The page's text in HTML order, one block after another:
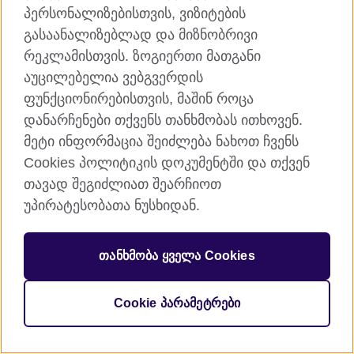
© 2026 British Council
ურთიერთობათა გაღრმავებას ემსახურება.
რეგისტრირებულია საქველმოქმედო ორგანიზაციის
სტატუსით: 209131 (ინგლისსა და უელსში), SC037733
(შოტლანდიაში)
პერსონალიზებისთვის, ვიზიტების
გასაანალიზებლად და მიზნობრივი
რეკლამისთვის. ზოგიერთი მათგანი
აუცილებელია ვებგვერდის
ფუნქციონირებისთვის, მაშინ როცა
დანარჩენები თქვენს თანხმობას ითხოვენ.
მეტი ინფორმაცია შეიძლება ნახოთ ჩვენს
Cookies პოლიტიკის დოკუმენტში და თქვენ
თავად შეგიძლიათ შეარჩიოთ
უპირატესობათა ნუსხიდან.
თანხმობა ყველა Cookies
Cookie პარამეტრები